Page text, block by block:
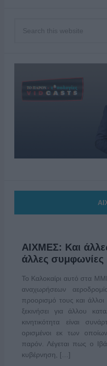
ΑΙΧΜΕΣ: Και
άλλες συμφωνίες
Το Καλοκαίρι αυτό στα
αναχωρήσεων
προορισμό τους και
ξεκινήσει για άλλου
κινητικότητα είναι
ορισμένοι εκ των
παρόν. Λέγεται πως ο
κυβέρνηση, […]